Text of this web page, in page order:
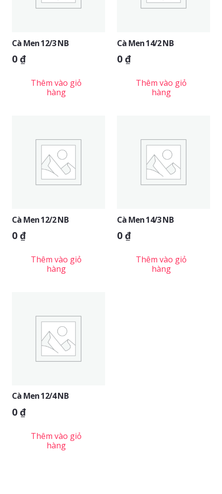
Cà Men 12/3 NB
0₫
Thêm vào giỏ
hàng
Cà Men 14/2 NB
0₫
Thêm vào giỏ
hàng
Cà Men 12/2 NB
0₫
Thêm vào giỏ
hàng
Cà Men 14/3 NB
0₫
Thêm vào giỏ
hàng
Cà Men 12/4 NB
0₫
Thêm vào giỏ
hàng